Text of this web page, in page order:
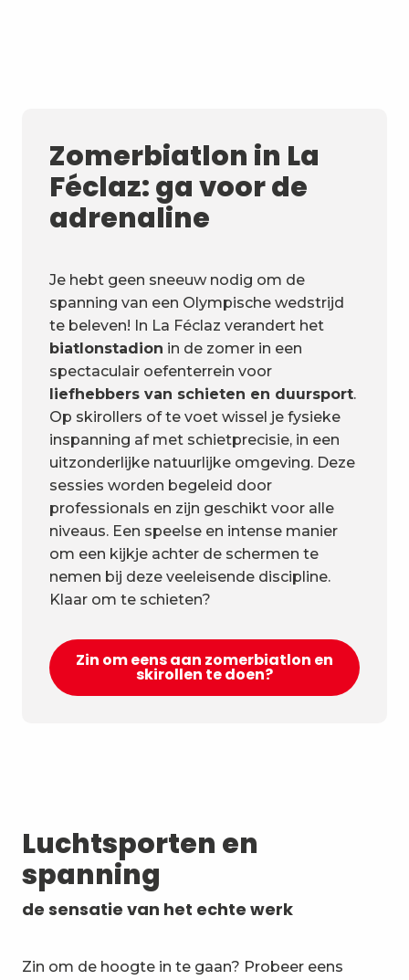
Zomerbiatlon in La
Féclaz: ga voor de
adrenaline
Je hebt geen sneeuw nodig om de
spanning van een Olympische wedstrijd
te beleven! In La Féclaz verandert het
biatlonstadion in de zomer in een
spectaculair oefenterrein voor
liefhebbers van schieten en duursport.
Op skirollers of te voet wissel je fysieke
inspanning af met schietprecisie, in een
uitzonderlijke natuurlijke omgeving. Deze
sessies worden begeleid door
professionals en zijn geschikt voor alle
niveaus. Een speelse en intense manier
om een kijkje achter de schermen te
nemen bij deze veeleisende discipline.
Klaar om te schieten?
Zin om eens aan zomerbiatlon en
skirollen te doen?
Luchtsporten en
spanning
de sensatie van het echte werk
Zin om de hoogte in te gaan? Probeer eens